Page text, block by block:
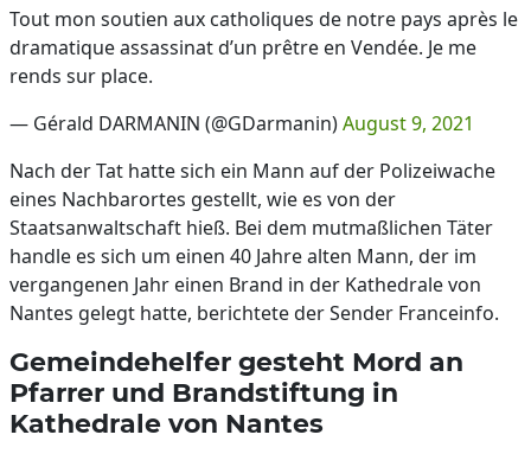
Tout mon soutien aux catholiques de notre pays après le
dramatique assassinat d’un prêtre en Vendée. Je me
rends sur place.
— Gérald DARMANIN (@GDarmanin)August 9, 2021
Nach der Tat hatte sich ein Mann auf der Polizeiwache
eines Nachbarortes gestellt, wie es von der
Staatsanwaltschaft hieß. Bei dem mutmaßlichen Täter
handle es sich um einen 40 Jahre alten Mann, der im
vergangenen Jahr einen Brand in der Kathedrale von
Nantes gelegt hatte, berichtete der Sender Franceinfo.
Gemeindehelfer gesteht Mord an
Pfarrer und Brandstiftung in
Kathedrale von Nantes